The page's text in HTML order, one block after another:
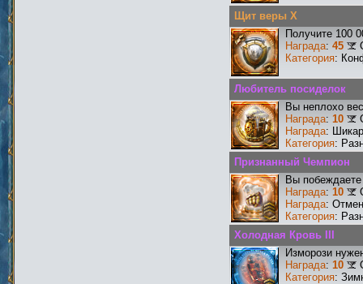
Щит веры X
Получите 100
Награда: 45
Категория:
Любитель посиделок
Вы неплохо
Награда: 10
Награда:
Категория:
Признанный Чемпион
Вы
Награда: 10
Награда:
Категория:
Холодная Кровь III
Изморози
Награда: 10
Категория: